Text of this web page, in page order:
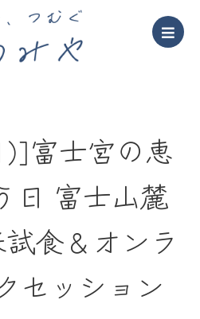
富士宮の恵
日 富士山麓
食＆オンラ
セッション